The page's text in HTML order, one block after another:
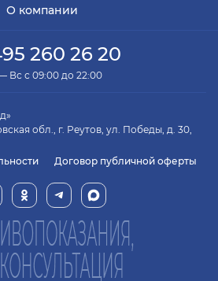
О компании
260 26 20
Вс с 09:00 до 22:00
обл., г. Реутов, ул. Победы, д. 30,
Договор публичной оферты